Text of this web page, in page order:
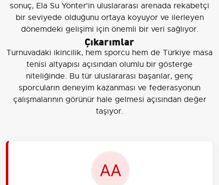
sonuç, Ela Su Yönter'in uluslararası arenada rekabetçi
bir seviyede olduğunu ortaya koyuyor ve ilerleyen
dönemdeki gelişimi için önemli bir veri sağlıyor.
Çıkarımlar
Turnuvadaki ikincilik, hem sporcu hem de Türkiye masa
tenisi altyapısı açısından olumlu bir gösterge
niteliğinde. Bu tür uluslararası başarılar, genç
sporcuların deneyim kazanması ve federasyonun
çalışmalarının görünür hale gelmesi açısından değer
taşıyor.